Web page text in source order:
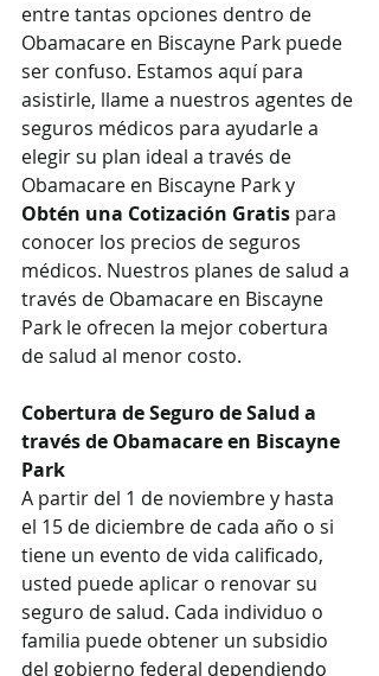
entre tantas opciones dentro de
Obamacare en Biscayne Park puede
ser confuso. Estamos aquí para
asistirle, llame a nuestros agentes de
seguros médicos para ayudarle a
elegir su plan ideal a través de
Obamacare en Biscayne Park y
Obtén una Cotización Gratis para
conocer los precios de seguros
médicos. Nuestros planes de salud a
través de Obamacare en Biscayne
Park le ofrecen la mejor cobertura
de salud al menor costo.
Cobertura de Seguro de Salud a
través de Obamacare en Biscayne
Park
A partir del 1 de noviembre y hasta
el 15 de diciembre de cada año o si
tiene un evento de vida calificado,
usted puede aplicar o renovar su
seguro de salud. Cada individuo o
familia puede obtener un subsidio
del gobierno federal dependiendo